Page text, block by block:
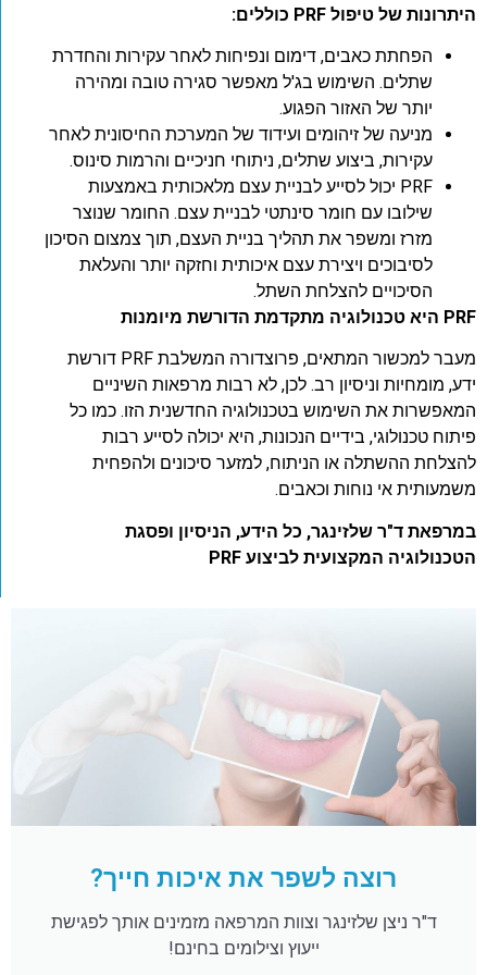
היתרונות של טיפול PRF כוללים:
הפחתת כאבים, דימום ונפיחות לאחר עקירות והחדרת
שתלים. השימוש בג'ל מאפשר סגירה טובה ומהירה
יותר של האזור הפגוע.
מניעה של זיהומים ועידוד של המערכת החיסונית לאחר
עקירות, ביצוע שתלים, ניתוחי חניכיים והרמות סינוס.
PRF יכול לסייע לבניית עצם מלאכותית באמצעות
שילובו עם חומר סינתטי לבניית עצם. החומר שנוצר
מזרז ומשפר את תהליך בניית העצם, תוך צמצום הסיכון
לסיבוכים ויצירת עצם איכותית וחזקה יותר והעלאת
הסיכויים להצלחת השתל.
PRF היא טכנולוגיה מתקדמת הדורשת מיומנות
מעבר למכשור המתאים, פרוצדורה המשלבת PRF דורשת
ידע, מומחיות וניסיון רב. לכן, לא רבות מרפאות השיניים
המאפשרות את השימוש בטכנולוגיה החדשנית הזו. כמו כל
פיתוח טכנולוגי, בידיים הנכונות, היא יכולה לסייע רבות
להצלחת ההשתלה או הניתוח, למזער סיכונים ולהפחית
משמעותית אי נוחות וכאבים.
במרפאת ד"ר שלזינגר, כל הידע, הניסיון ופסגת
הטכנולוגיה המקצועית לביצוע PRF
רוצה לשפר את איכות חייך?
ד"ר ניצן שלזינגר וצוות המרפאה מזמינים אותך לפגישת
ייעוץ וצילומים בחינם!